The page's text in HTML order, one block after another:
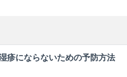
疹にならないための予防方法